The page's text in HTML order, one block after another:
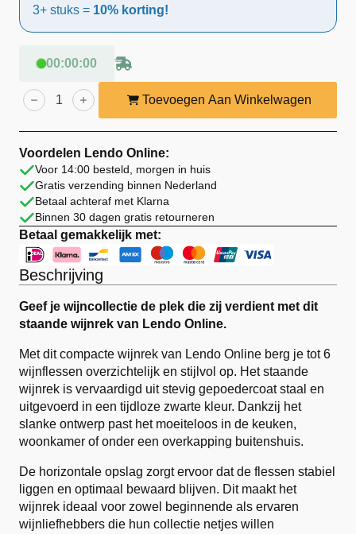
3+ stuks = 10% korting!
00:00:00
Lendo
Online
Wijnrek
Staand
Zwart
Staal
aantal
Toevoegen Aan Winkelwagen
Voordelen Lendo Online:
Voor 14:00 besteld, morgen in huis
Gratis verzending binnen Nederland
Betaal achteraf met Klarna
Binnen 30 dagen gratis retourneren
Betaal gemakkelijk met:
Beschrijving
Geef je wijncollectie de plek die zij verdient met dit
staande wijnrek van Lendo Online.
Met dit compacte wijnrek van Lendo Online berg je tot 6
wijnflessen overzichtelijk en stijlvol op. Het staande
wijnrek is vervaardigd uit stevig gepoedercoat staal en
uitgevoerd in een tijdloze zwarte kleur. Dankzij het
slanke ontwerp past het moeiteloos in de keuken,
woonkamer of onder een overkapping buitenshuis.
De horizontale opslag zorgt ervoor dat de flessen stabiel
liggen en optimaal bewaard blijven. Dit maakt het
wijnrek ideaal voor zowel beginnende als ervaren
wijnliefhebbers die hun collectie netjes willen